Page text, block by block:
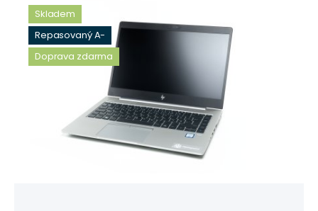
Skladem
Repasovaný A-
Doprava zdarma